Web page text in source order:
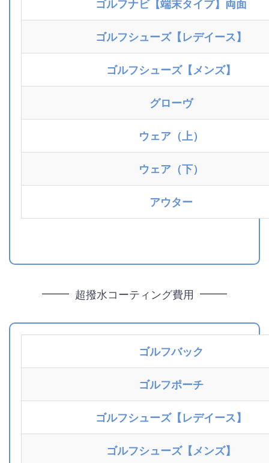
ゴルフナビ【端末タイプ】両面
ゴルフシューズ【レデイース】
ゴルフシューズ【メンズ】
グローヴ
ウェア（上）
ウェア（下）
アウター
超撥水コーティング費用
ゴルフバック
ゴルフポーチ
ゴルフシューズ【レデイース】
ゴルフシューズ【メンズ】